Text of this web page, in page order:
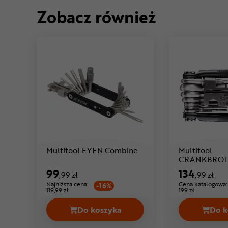
Zobacz również
Multitool EYEN CombineCena: 99 ,99 zł
99,99 zł
Najniższa cena:
119,99 zł -16%
Do koszyka
Multitool EYEN Combine Cena
Multitool
20
134,99 zł
Cena katalogowa:
199 zł
Do